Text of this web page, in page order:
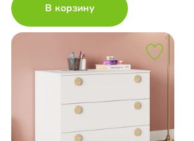
В корзину